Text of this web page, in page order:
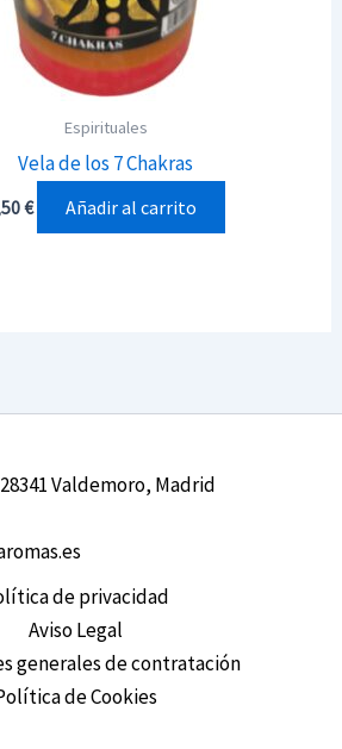
Espirituales
Vela de los 7 Chakras
€ Añadir al carrito
Valdemoro, Madrid
de privacidad
Aviso Legal
generales de contratación
de Cookies